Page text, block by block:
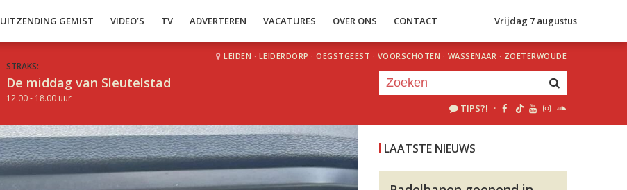
UITZENDING GEMIST VIDEO’S TV ADVERTEREN VACATURES OVER ONS CONTACT Vrijdag 7 augustus
STRAKS:
De middag van Sleutelstad
12.00 - 18.00 uur
LEIDEN · LEIDERDORP · OEGSTGEEST · VOORSCHOTEN · WASSENAAR · ZOETERWOUDE
TIPS?! ·
LAATSTE NIEUWS